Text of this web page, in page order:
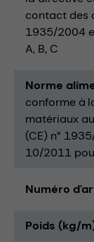
contact des
1935/2004
A, B, C
Norme
conforme à
matériaux
(CE) n°
10/2011
Numéro
Poids (kg/